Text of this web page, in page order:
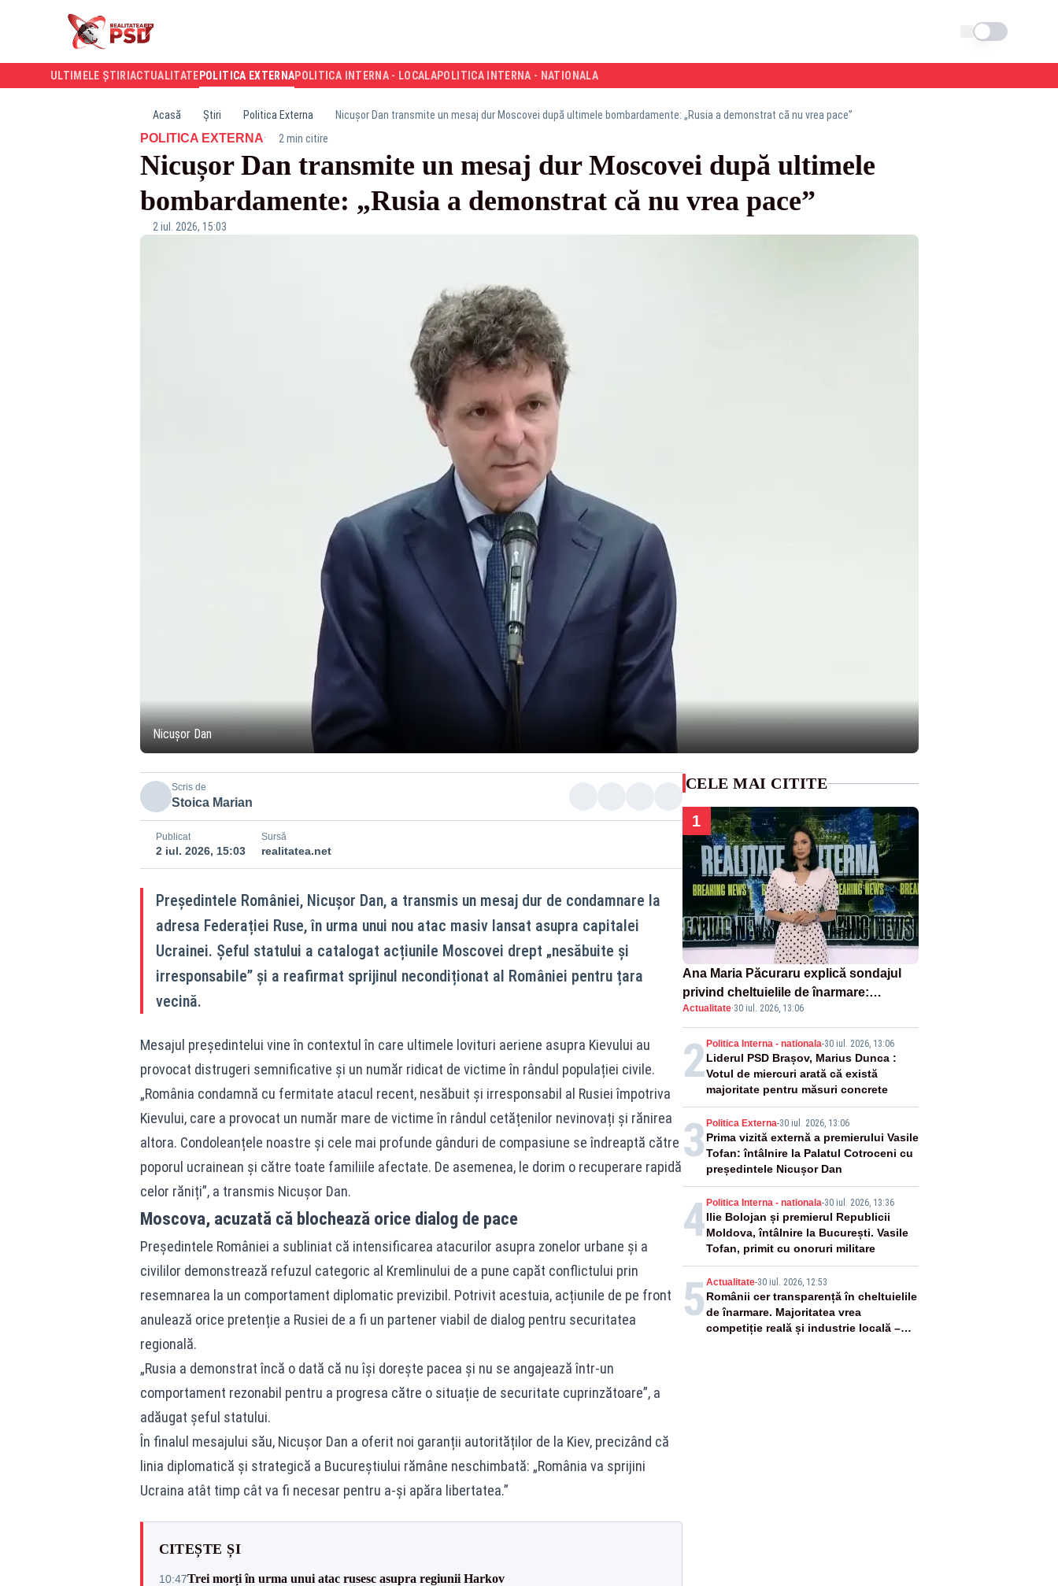
Schimba tema
ULTIMELE ȘTIRI ACTUALITATE POLITICA EXTERNAPOLITICA INTERNA - LOCALAPOLITICA INTERNA - NATIONALA
Acasă Știri Politica Externa Nicușor Dan transmite un mesaj dur Moscovei după ultimele bombardamente: „Rusia a demonstrat că nu vrea pace”
POLITICA EXTERNA· 2 min citire
Nicușor Dan transmite un mesaj dur Moscovei după ultimele
bombardamente: „Rusia a demonstrat că nu vrea pace”
2 iul. 2026, 15:03
Nicușor Dan
Scris de
Stoica Marian
Publicat
2 iul. 2026, 15:03
Sursă
realitatea.net
Președintele României, Nicușor Dan, a transmis un mesaj dur de condamnare la
adresa Federației Ruse, în urma unui nou atac masiv lansat asupra capitalei
Ucrainei. Șeful statului a catalogat acțiunile Moscovei drept „nesăbuite și
irresponsabile” și a reafirmat sprijinul necondiționat al României pentru țara
vecină.
Mesajul președintelui vine în contextul în care ultimele lovituri aeriene asupra Kievului au
provocat distrugeri semnificative și un număr ridicat de victime în rândul populației civile.
„România condamnă cu fermitate atacul recent, nesăbuit și irresponsabil al Rusiei împotriva
Kievului, care a provocat un număr mare de victime în rândul cetățenilor nevinovați și rănirea
altora. Condoleanțele noastre și cele mai profunde gânduri de compasiune se îndreaptă către
poporul ucrainean și către toate familiile afectate. De asemenea, le dorim o recuperare rapidă
celor răniți”, a transmis Nicușor Dan.
Moscova, acuzată că blochează orice dialog de pace
Președintele României a subliniat că intensificarea atacurilor asupra zonelor urbane și a
civililor demonstrează refuzul categoric al Kremlinului de a pune capăt conflictului prin
resemnarea la un comportament diplomatic previzibil. Potrivit acestuia, acțiunile de pe front
anulează orice pretenție a Rusiei de a fi un partener viabil de dialog pentru securitatea
regională.
„Rusia a demonstrat încă o dată că nu își dorește pacea și nu se angajează într-un
comportament rezonabil pentru a progresa către o situație de securitate cuprinzătoare”, a
adăugat șeful statului.
În finalul mesajului său, Nicușor Dan a oferit noi garanții autorităților de la Kiev, precizând că
linia diplomatică și strategică a Bucureștiului rămâne neschimbată: „România va sprijini
Ucraina atât timp cât va fi necesar pentru a-și apăra libertatea.”
CITEȘTE ȘI
10:47Trei morți în urma unui atac rusesc asupra regiunii Harkov
CELE MAI CITITE
1
Ana Maria Păcuraru explică sondajul
privind cheltuielile de înarmare:
Românii cer transparență în achiziții și
un echilibru între partenerii externi
Actualitate·30 iul. 2026, 13:06
2 Politica Interna - nationala-30 iul. 2026, 13:06
Liderul PSD Brașov, Marius Dunca :
Votul de miercuri arată că există
majoritate pentru măsuri concrete
3 Politica Externa-30 iul. 2026, 13:06
Prima vizită externă a premierului Vasile
Tofan: întâlnire la Palatul Cotroceni cu
președintele Nicușor Dan
4 Politica Interna - nationala-30 iul. 2026, 13:36
Ilie Bolojan și premierul Republicii
Moldova, întâlnire la București. Vasile
Tofan, primit cu onoruri militare
5 Actualitate-30 iul. 2026, 12:53
Românii cer transparență în cheltuielile
de înarmare. Majoritatea vrea
competiție reală și industrie locală –